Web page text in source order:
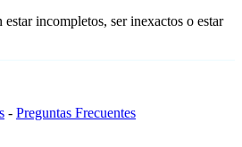
incompletos, ser inexactos o estar
- Preguntas Frecuentes